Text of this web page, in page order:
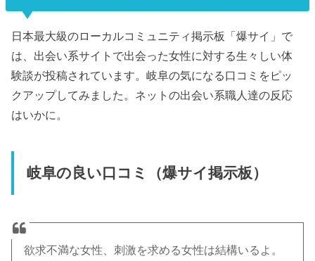
日本最大級のローカルコミュニティ掲示板「爆サイ」で
は、出会い系サイトで出会った女性に対する生々しい体
験談が投稿されています。岐阜の気になる口コミをピッ
クアップしてみました。ネットの出会い系職人達の反応
はいかに。
岐阜の良い口コミ（爆サイ掲示板）
欲求不満な女性、刺激を求める女性は結構いるよ。